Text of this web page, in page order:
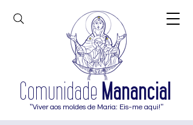
Comunidade Manancial
"Viver aos moldes de Maria: Eis-me aqui!"